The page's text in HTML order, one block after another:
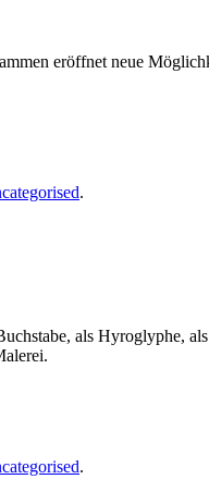
eröffnet neue
.
als Hyroglyphe,
.